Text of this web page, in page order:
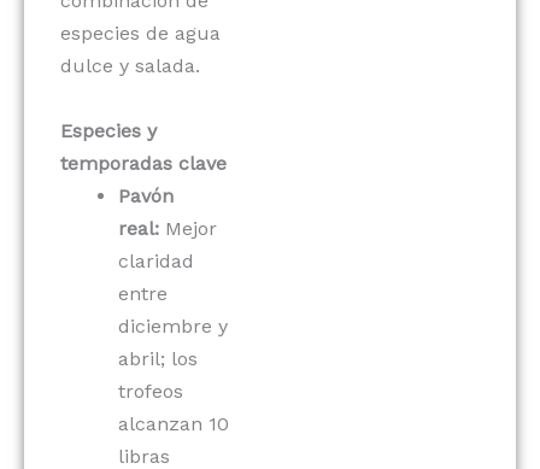
especies de agua
dulce y salada.
Especies y
temporadas clave
Pavón
real: Mejor
claridad
entre
diciembre y
abril; los
trofeos
alcanzan 10
libras